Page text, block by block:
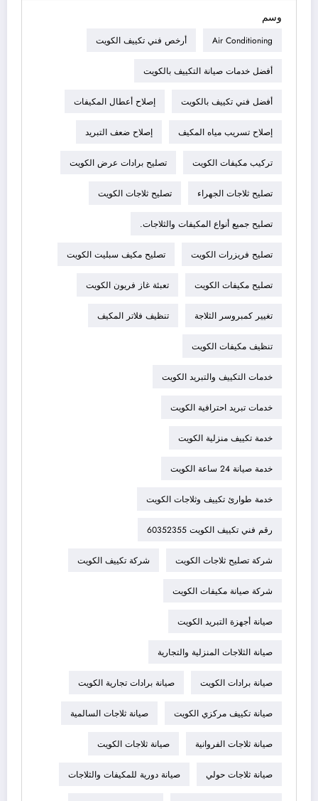
وسم
Air Conditioning أرخص فني تكييف الكويت
أفضل خدمات صيانة التكييف بالكويت
أفضل فني تكييف بالكويت إصلاح أعطال المكيفات
إصلاح تسريب مياه المكيف إصلاح ضعف التبريد
تركيب مكيفات الكويت تصليح برادات عرض الكويت
تصليح ثلاجات الجهراء تصليح ثلاجات الكويت
تصليح جميع أنواع المكيفات والثلاجات.
تصليح فريزرات الكويت تصليح مكيف سبليت الكويت
تصليح مكيفات الكويت تعبئة غاز فريون الكويت
تغيير كمبروسر الثلاجة تنظيف فلاتر المكيف
تنظيف مكيفات الكويت
خدمات التكييف والتبريد الكويت
خدمات تبريد احترافية الكويت
خدمة تكييف منزلية الكويت
خدمة صيانة 24 ساعة الكويت
خدمة طوارئ تكييف وثلاجات الكويت
رقم فني تكييف الكويت 60352355
شركة تصليح ثلاجات الكويت شركة تكييف الكويت
شركة صيانة مكيفات الكويت
صيانة أجهزة التبريد الكويت
صيانة الثلاجات المنزلية والتجارية
صيانة برادات الكويت صيانة برادات تجارية الكويت
صيانة تكييف مركزي الكويت صيانة ثلاجات السالمية
صيانة ثلاجات الفروانية صيانة ثلاجات الكويت
صيانة ثلاجات حولي صيانة دورية للمكيفات والثلاجات